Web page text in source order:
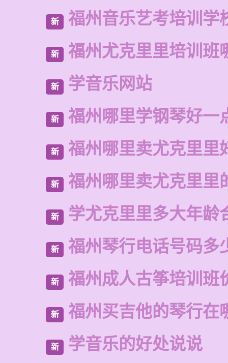
新 福州音乐艺考培训学
新 福州尤克里里培训班
新 学音乐网站
新 福州哪里学钢琴好一
新 福州哪里卖尤克里里
新 福州哪里卖尤克里里
新 学尤克里里多大年龄
新 福州琴行电话号码多
新 福州成人古筝培训班
新 福州买吉他的琴行在
新 学音乐的好处说说